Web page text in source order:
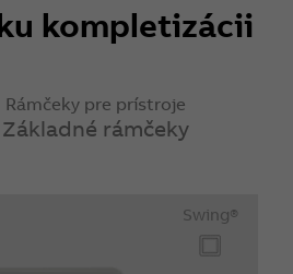
kompletizácii
Rámčeky pre prístroje
Základné rámčeky
Swing®